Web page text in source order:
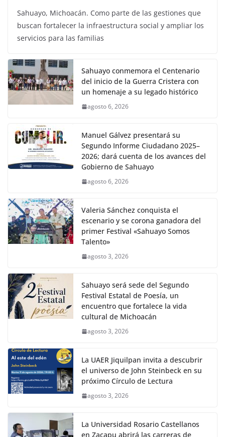
Sahuayo, Michoacán. Como parte de las gestiones que
buscan fortalecer la infraestructura social y ampliar los
servicios para las familias
Sahuayo conmemora el Centenario
del inicio de la Guerra Cristera con
un homenaje a su legado histórico
agosto 6, 2026
Manuel Gálvez presentará su
Segundo Informe Ciudadano 2025–
2026; dará cuenta de los avances del
Gobierno de Sahuayo
agosto 6, 2026
Valeria Sánchez conquista el
escenario y se corona ganadora del
primer Festival «Sahuayo Somos
Talento»
agosto 3, 2026
Sahuayo será sede del Segundo
Festival Estatal de Poesía, un
encuentro que fortalece la vida
cultural de Michoacán
agosto 3, 2026
La UAER Jiquilpan invita a descubrir
el universo de John Steinbeck en su
próximo Círculo de Lectura
agosto 3, 2026
La Universidad Rosario Castellanos
en Zacapu abrirá las carreras de